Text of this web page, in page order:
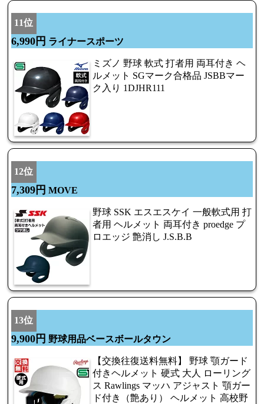
11位
6,990円 ライナースポーツ
ミズノ 野球 軟式 打者用 両耳付き ヘ
ルメット SGマーク合格品 JSBBマー
ク入り 1DJHR111
12位
7,309円 MOVE
野球 SSK エスエスケイ 一般軟式用 打
者用 ヘルメット 両耳付き proedge プ
ロエッジ 艶消し J.S.B.B
13位
9,900円 野球用品ベースボールタウン
【交換往復送料無料】 野球 顎ガード
付きヘルメット 硬式 大人 ローリング
ス Rawlings マッハ アジャスト 顎ガー
ド付き（艶あり） ヘルメット 高校野